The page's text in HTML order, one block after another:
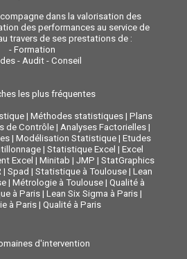
dans la valorisation des
des performances au service de
travers de ses prestations de :
- Formation
- Audit - Conseil
les plus fréquentes
| Méthodes statistiques | Plans
de Contrôle| Analyses Factorielles|
| Modélisation Statistique | Etudes
| Statistique Excel | Excel
Excel | Minitab | JMP | StatGraphics
| Spad | Statistique à Toulouse| Lean
| Métrologie à Toulouse| Qualité à
à Paris | Lean Six Sigma à Paris |
à Paris | Qualité à Paris
d'intervention